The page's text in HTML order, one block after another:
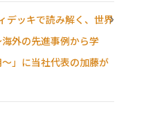
デッキで読み解く、世界
外の先進事例から学
」に当社代表の加藤が